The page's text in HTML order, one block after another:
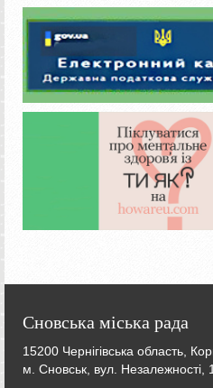
Сновська міська рада
15200 Чернігівська область,
м. Сновськ, вул. Незалежності,